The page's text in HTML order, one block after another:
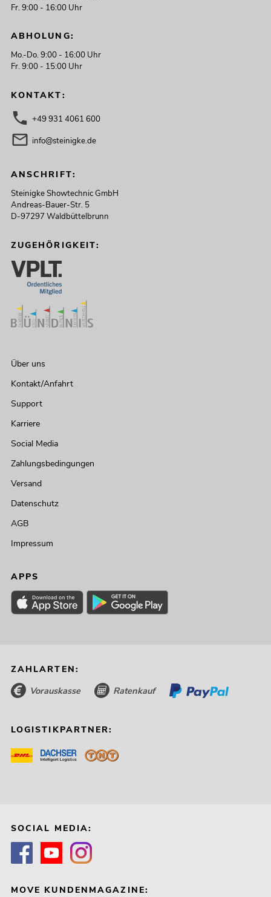
Fr. 9:00 - 16:00 Uhr
ABHOLUNG:
Mo.-Do. 9:00 - 16:00 Uhr
Fr. 9:00 - 15:00 Uhr
KONTAKT:
+49 931 4061 600
info@steinigke.de
ANSCHRIFT:
Steinigke Showtechnic GmbH
Andreas-Bauer-Str. 5
D-97297 Waldbüttelbrunn
ZUGEHÖRIGKEIT:
Über uns
Kontakt/Anfahrt
Support
Karriere
Social Media
Zahlungsbedingungen
Versand
Datenschutz
AGB
Impressum
APPS
ZAHLARTEN:
Vorauskasse Ratenkauf
LOGISTIKPARTNER:
SOCIAL MEDIA:
MOVE KUNDENMAGAZINE: